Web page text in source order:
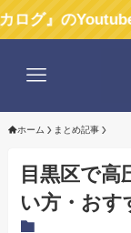
Youtubeチャン
ホーム まとめ記事
目黒区で高
い方・おす